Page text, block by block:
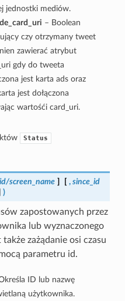
jednostki mediów.
– Boolean
czy otrzymany tweet
zawierać atrybut
gdy do tweeta
jest karta ads oraz
jest dołączona
wartośći card_uri.
Status
screen_name ] [ , since_id
)
zapostowanych przez
lub wyznaczonego
zażądanie osi czasu
parametru id.
ID lub nazwę
użytkownika.